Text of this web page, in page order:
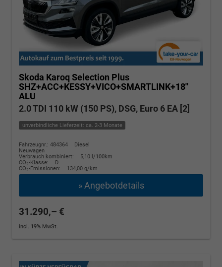
Skoda Karoq Selection Plus
SHZ+ACC+KESSY+VICO+SMARTLINK+18''
ALU
2.0 TDI 110 kW (150 PS), DSG, Euro 6 EA [2]
unverbindliche Lieferzeit: ca. 2-3 Monate
Fahrzeugnr.: 484364
Diesel
Neuwagen
Verbrauch kombiniert:
5,10 l/100km
CO2-Klasse:
D
CO2-Emissionen: 134,00 g/km
» Angebotdetails
31.290,– €
incl. 19% MwSt.